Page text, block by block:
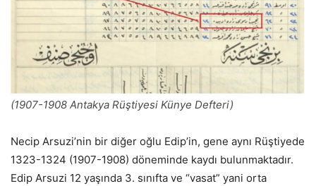
(1907-1908 Antakya Rüştiyesi Künye Defteri)
Necip Arsuzi’nin bir diğer oğlu Edip’in, gene aynı Rüştiyede
1323-1324 (1907-1908) döneminde kaydı bulunmaktadır.
Edip Arsuzi 12 yaşında 3. sınıfta ve “vasat” yani orta